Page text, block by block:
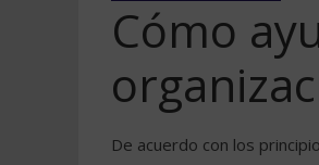
Cómo
De acuerdo con los